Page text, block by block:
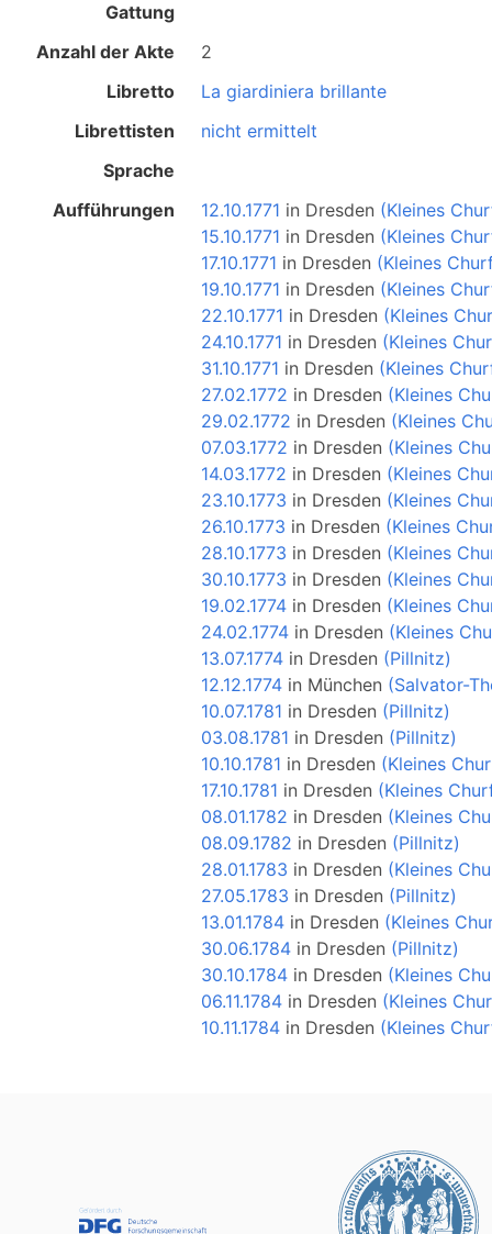
Gattung
Anzahl der Akte
2
Libretto
La giardiniera brillante
Librettisten
nicht ermittelt
Sprache
Aufführungen
12.10.1771 in Dresden (Kleines
15.10.1771 in Dresden (Kleines
17.10.1771 in Dresden (Kleines
19.10.1771 in Dresden (Kleines
22.10.1771 in Dresden (Kleines
24.10.1771 in Dresden (Kleines
31.10.1771 in Dresden (Kleines
27.02.1772 in Dresden (Kleines
29.02.1772 in Dresden (Kleines
07.03.1772 in Dresden (Kleines
14.03.1772 in Dresden (Kleines
23.10.1773 in Dresden (Kleines
26.10.1773 in Dresden (Kleines
28.10.1773 in Dresden (Kleines
30.10.1773 in Dresden (Kleines
19.02.1774 in Dresden (Kleines
24.02.1774 in Dresden (Kleines
13.07.1774 in Dresden (Pillnitz)
12.12.1774 in München (Salvator-
10.07.1781 in Dresden (Pillnitz)
03.08.1781 in Dresden (Pillnitz)
10.10.1781 in Dresden (Kleines
17.10.1781 in Dresden (Kleines
08.01.1782 in Dresden (Kleines
08.09.1782 in Dresden (Pillnitz)
28.01.1783 in Dresden (Kleines
27.05.1783 in Dresden (Pillnitz)
13.01.1784 in Dresden (Kleines
30.06.1784 in Dresden (Pillnitz)
30.10.1784 in Dresden (Kleines
06.11.1784 in Dresden (Kleines
10.11.1784 in Dresden (Kleines